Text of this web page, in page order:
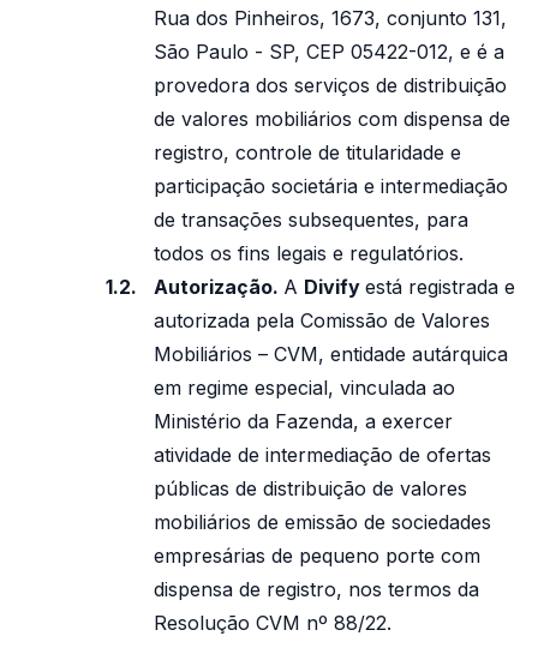
Rua dos Pinheiros, 1673, conjunto 131,
São Paulo - SP, CEP 05422-012, e é a
provedora dos serviços de distribuição
de valores mobiliários com dispensa de
registro, controle de titularidade e
participação societária e intermediação
de transações subsequentes, para
todos os fins legais e regulatórios.
Autorização. A Divify está registrada e
autorizada pela Comissão de Valores
Mobiliários – CVM, entidade autárquica
em regime especial, vinculada ao
Ministério da Fazenda, a exercer
atividade de intermediação de ofertas
públicas de distribuição de valores
mobiliários de emissão de sociedades
empresárias de pequeno porte com
dispensa de registro, nos termos da
Resolução CVM nº 88/22.